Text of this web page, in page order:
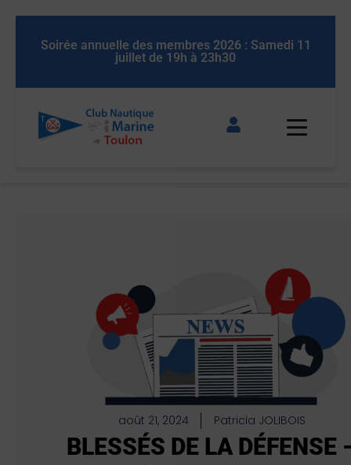
Soirée annuelle des membres 2026 : Samedi 11
juillet de 19h à 23h30
août 21, 2024 Patricia JOLIBOIS
BLESSÉS DE LA DÉFENSE